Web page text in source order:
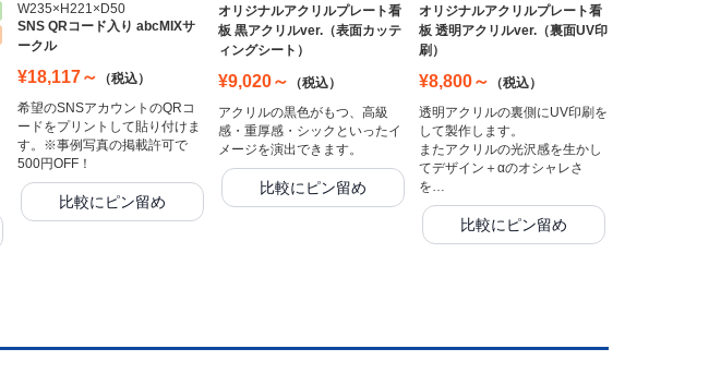
W235×H221×D50
SNS QRコード入り abcMIXサ
ークル
¥18,117～
（税込）
希望のSNSアカウントのQRコ
ードをプリントして貼り付けま
す。※事例写真の掲載許可で
500円OFF！
比較にピン留め
オリジナルアクリルプレート看
板 黒アクリルver.（表面カッテ
ィングシート）
¥9,020～
（税込）
アクリルの黒色がもつ、高級
感・重厚感・シックといったイ
メージを演出できます。
比較にピン留め
オリジナルアクリルプレート看
板 透明アクリルver.（裏面UV印
刷）
¥8,800～
（税込）
透明アクリルの裏側にUV印刷を
して製作します。
またアクリルの光沢感を生かし
てデザイン＋αのオシャレさ
を…
比較にピン留め